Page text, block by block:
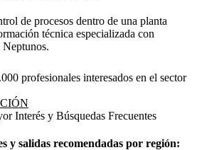
de procesos dentro de una planta
técnica especializada con
Neptunos.
profesionales interesados en el sector
Interés y Búsquedas Frecuentes
y salidas recomendadas por región: